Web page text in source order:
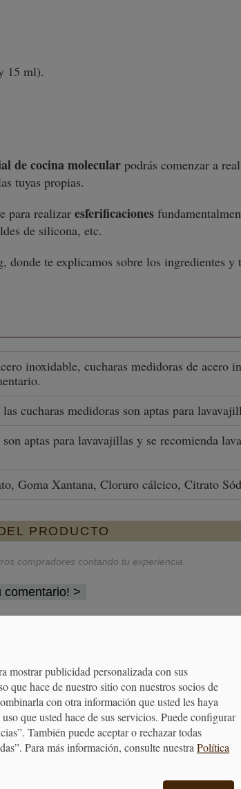
15 ml).
de cocina molecular podrás comenzar a
tuyas propias.
para realizar esferificaciones
de silicona, etc.
te explicamos sobre los ingredientes y
inoxidable, cucharas medidoras de acero
cucharas medidoras son aptas para
aptas para lavavajillas y se recomienda
Goma Xantana, Cloruro cálcico, Citrato
PRODUCTO
compradores contando tu experiencia.
comentario!
por separado, muy completo.
mostrar publicidad personalizada con sus
que hace de nuestro sitio con nuestros socios de
con otra información que usted les haya
que usted hace de sus servicios. Puede configurar
También puede aceptar o rechazar todas
Para más información, consulte nuestra Política